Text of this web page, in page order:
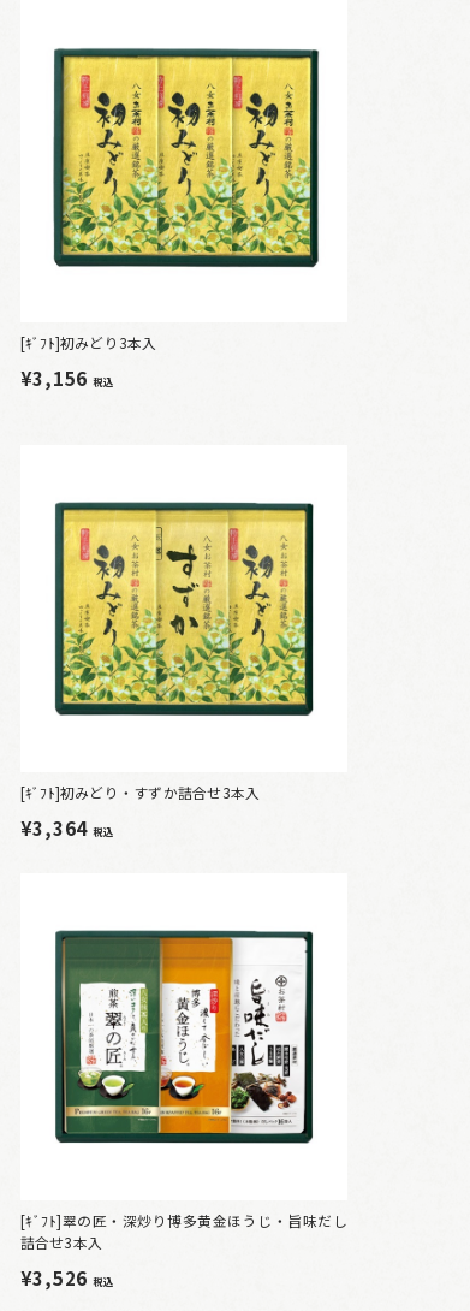
[ｷﾞﾌﾄ]初みどり3本入
¥3,156 税込
[ｷﾞﾌﾄ]初みどり・すずか詰合せ3本入
¥3,364 税込
[ｷﾞﾌﾄ]翠の匠・深炒り博多黄金ほうじ・旨味だし
詰合せ3本入
¥3,526 税込